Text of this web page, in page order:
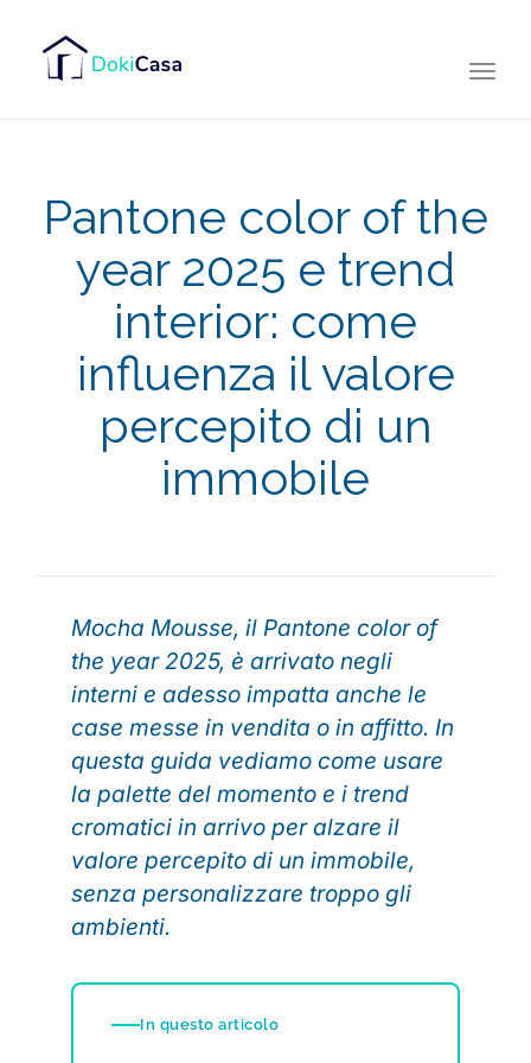
Pantone color of the
year 2025 e trend
interior: come
influenza il valore
percepito di un
immobile
Mocha Mousse, il Pantone color of
the year 2025, è arrivato negli
interni e adesso impatta anche le
case messe in vendita o in affitto. In
questa guida vediamo come usare
la palette del momento e i trend
cromatici in arrivo per alzare il
valore percepito di un immobile,
senza personalizzare troppo gli
ambienti.
In questo articolo